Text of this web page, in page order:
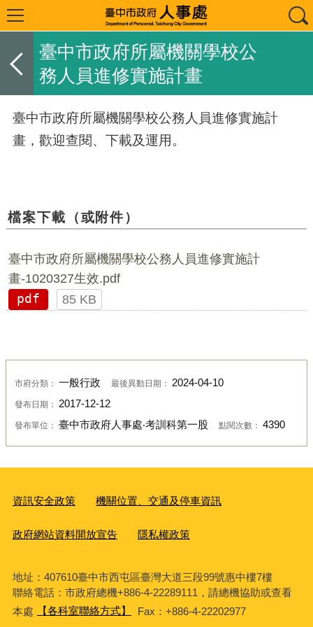
臺中市政府所屬機關學校公
務人員進修實施計畫
臺中市政府所屬機關學校公務人員進修實施計
畫，歡迎查閱、下載及運用。
檔案下載（或附件）
臺中市政府所屬機關學校公務人員進修實施計
畫-1020327生效.pdf
pdf
85 KB
市府分類： 一般行政 最後異動日期： 2024-04-10
發布日期： 2017-12-12
發布單位： 臺中市政府人事處‧考訓科第一股 點閱次數： 4390
資訊安全政策 機關位置、交通及停車資訊
政府網站資料開放宣告 隱私權政策
地址：407610臺中市西屯區臺灣大道三段99號惠中樓7樓
聯絡電話：市政府總機+886-4-22289111，請總機協助或查看
本處
【各科室聯絡方式】
Fax：+886-4-22202977